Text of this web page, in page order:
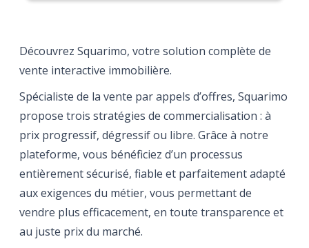
Découvrez Squarimo, votre solution complète de
vente interactive immobilière.
Spécialiste de la vente par appels d’offres, Squarimo
propose trois stratégies de commercialisation : à
prix progressif, dégressif ou libre. Grâce à notre
plateforme, vous bénéficiez d’un processus
entièrement sécurisé, fiable et parfaitement adapté
aux exigences du métier, vous permettant de
vendre plus efficacement, en toute transparence et
au juste prix du marché.